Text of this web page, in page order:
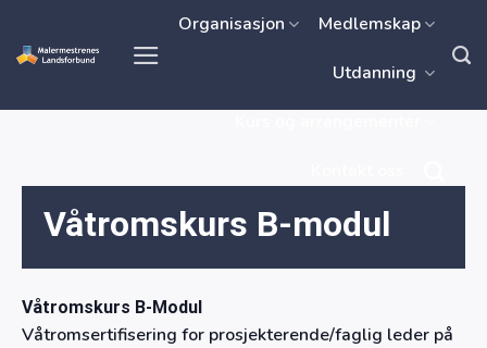
Organisasjon Medlemskap
Utdanning
Våtromskurs B-modul
Våtromskurs B-Modul
Våtromsertifisering for prosjekterende/faglig leder på